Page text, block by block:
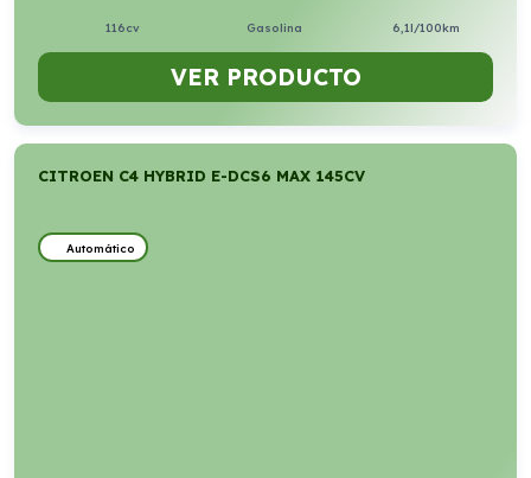
116cv Gasolina 6,1l/100km
VER PRODUCTO
CITROEN C4 HYBRID E-DCS6 MAX 145CV
Automático